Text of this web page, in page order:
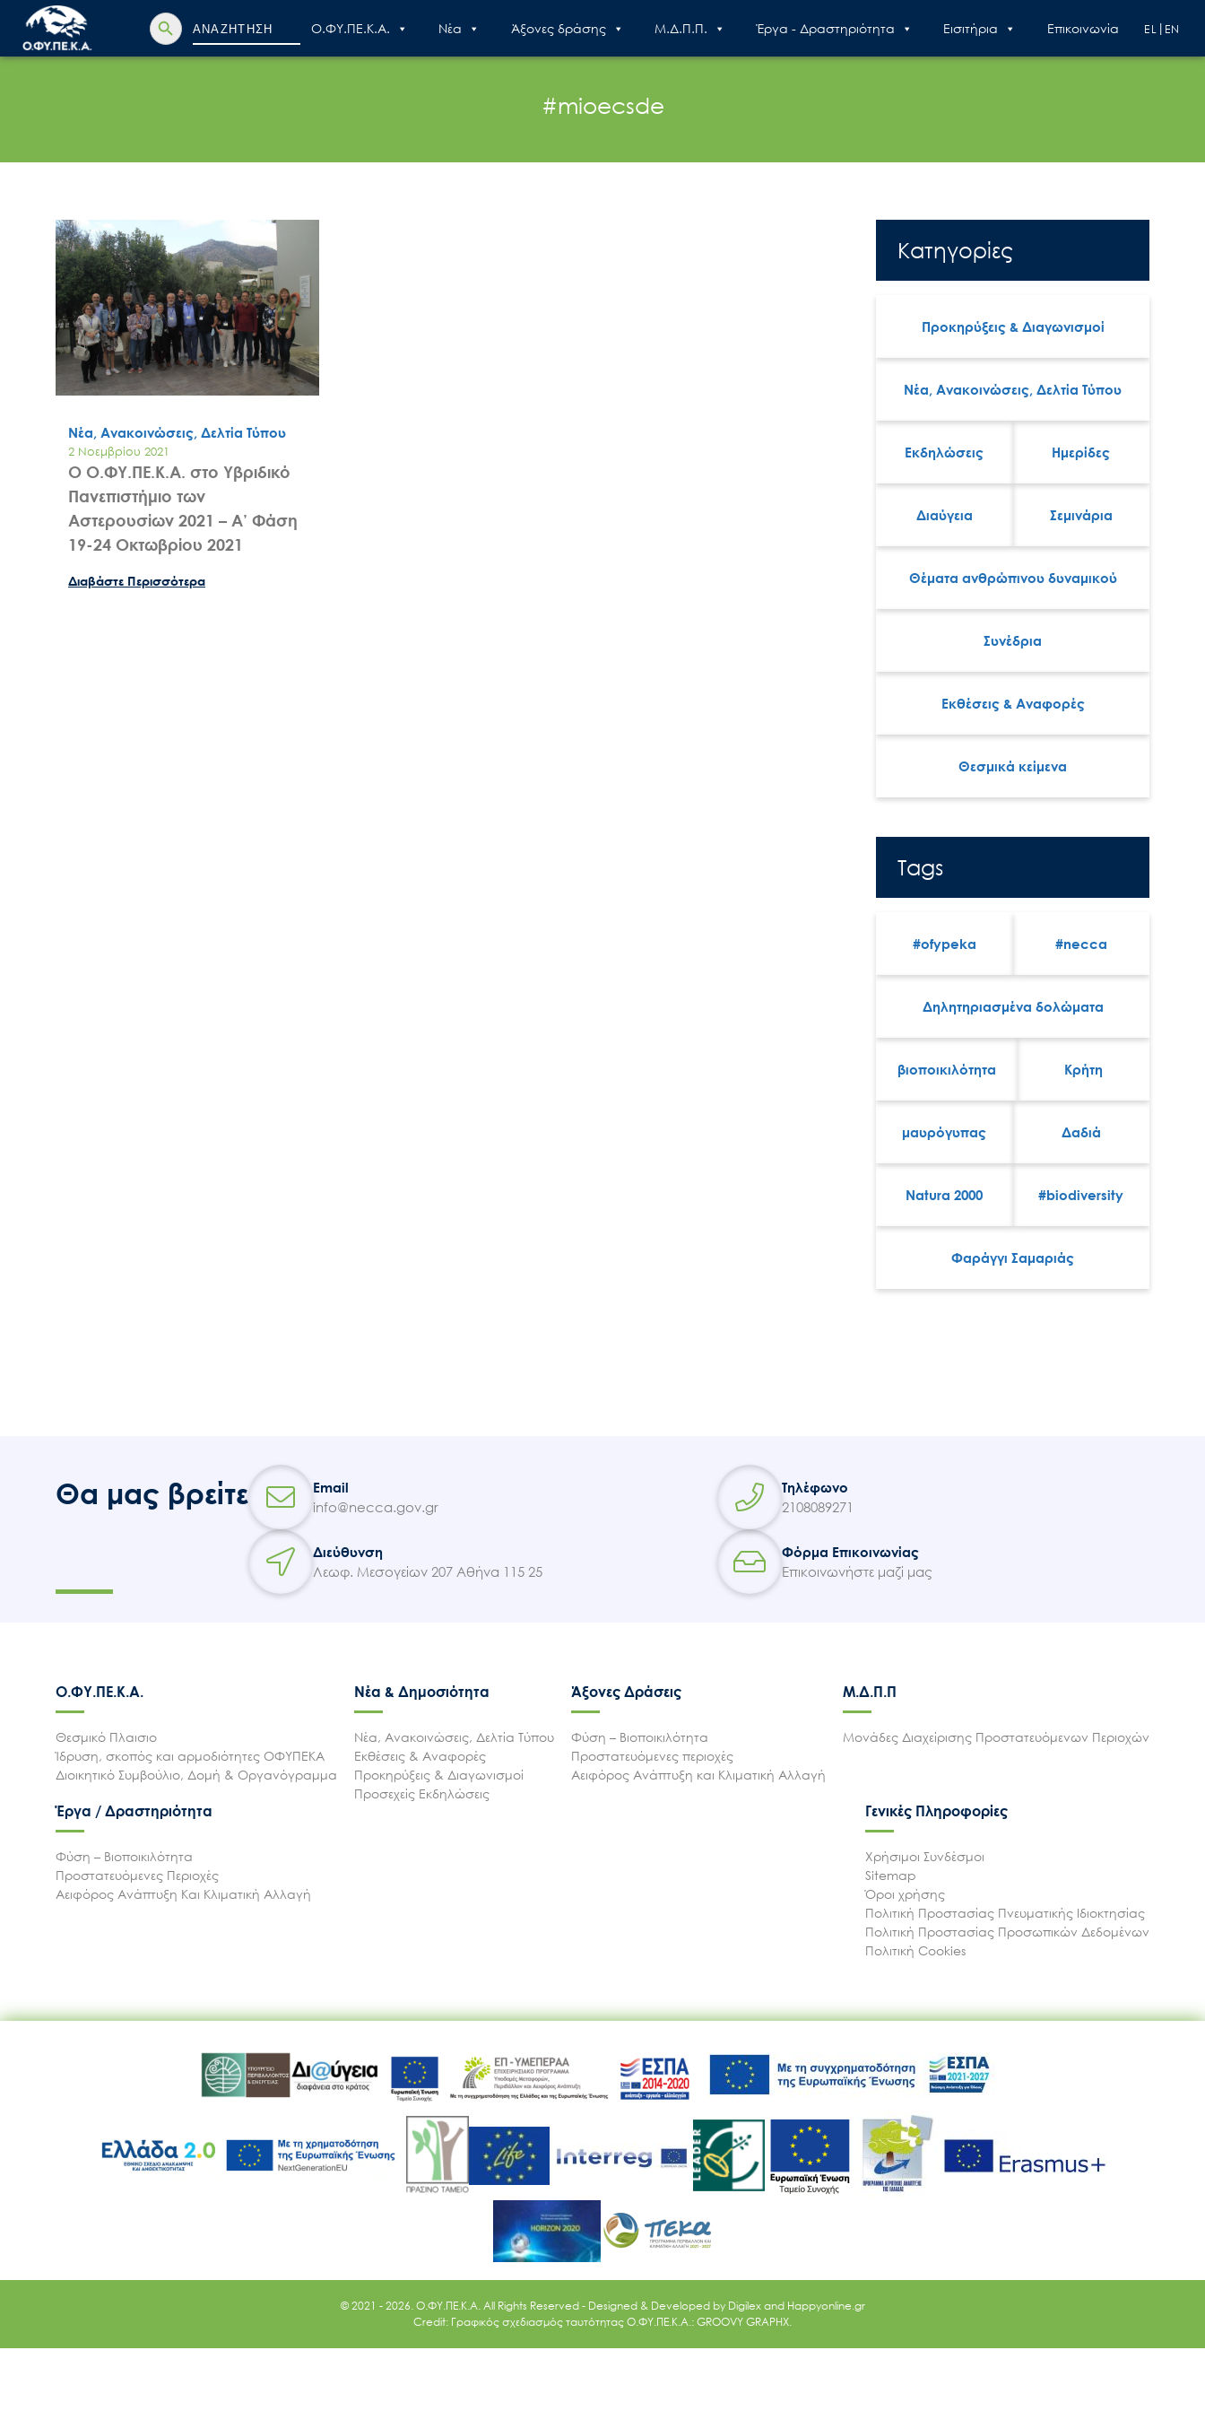
Search
for:
Search Button
Ο.ΦΥ.ΠΕ.Κ.Α. Nέα Άξονες δράσης Μ.Δ.Π.Π. Έργα - Δραστηριότητα Εισιτήρια Επικοινωνία EN
EL
Ακολουθήστε μας
#mioecsde
Νέα, Ανακοινώσεις, Δελτία Τύπου
2 Νοεμβρίου 2021
Ο Ο.ΦΥ.ΠΕ.Κ.Α. στο Υβριδικό
Πανεπιστήμιο των
Αστερουσίων 2021 – Α’ Φάση
19-24 Οκτωβρίου 2021
Διαβάστε Περισσότερα
Κατηγορίες
Προκηρύξεις & Διαγωνισμοί
Νέα, Ανακοινώσεις, Δελτία Τύπου
Εκδηλώσεις Ημερίδες
Διαύγεια Σεμινάρια
Θέματα ανθρώπινου δυναμικού
Συνέδρια
Εκθέσεις & Αναφορές
Θεσμικά κείμενα
Tags
#ofypeka #necca
Δηλητηριασμένα δολώματα
βιοποικιλότητα Κρήτη
μαυρόγυπας Δαδιά
Natura 2000 #biodiversity
Φαράγγι Σαμαριάς
Θα μας βρείτε
Email
info@necca.gov.gr
Τηλέφωνο
2108089271
Διεύθυνση
Λεωφ. Μεσογείων 207 Αθήνα 115 25
Φόρμα Επικοινωνίας
Επικοινωνήστε μαζί μας
Ο.ΦΥ.ΠΕ.Κ.Α.
Θεσμικό Πλαισιο
Ίδρυση, σκοπός και αρμοδιότητες ΟΦΥΠΕΚΑ
Διοικητικό Συμβούλιο, Δομή & Οργανόγραμμα
Νέα & Δημοσιότητα
Νέα, Ανακοινώσεις, Δελτία Τύπου
Εκθέσεις & Αναφορές
Προκηρύξεις & Διαγωνισμοί
Προσεχείς Εκδηλώσεις
Άξονες Δράσεις
Φύση – Βιοποικιλότητα
Προστατευόμενες περιοχές
Αειφόρος Ανάπτυξη και Κλιματική Αλλαγή
Μ.Δ.Π.Π
Μονάδες Διαχείρισης Προστατευόμενων Περιοχών
Έργα / Δραστηριότητα
Φύση – Βιοποικιλότητα
Προστατευόμενες Περιοχές
Αειφόρος Ανάπτυξη Και Κλιματική Αλλαγή
Γενικές Πληροφορίες
Χρήσιμοι Συνδέσμοι
Sitemap
Όροι χρήσης
Πολιτική Προστασίας Πνευματικής Ιδιοκτησίας
Πολιτική Προστασίας Προσωπικών Δεδομένων
Πολιτική Cookies
© 2021 - 2026. O.ΦΥ.ΠΕ.Κ.Α. All Rights Reserved - Designed & Developed by Digilex and Happyonline.gr
Credit: Γραφικός σχεδιασμός ταυτότητας Ο.ΦΥ.ΠΕ.Κ.Α.: GROOVY GRAPHX.